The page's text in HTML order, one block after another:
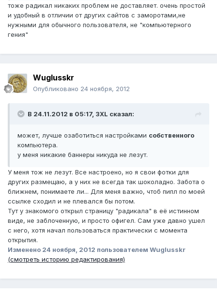
тоже радикал никаких проблем не доставляет. очень простой
и удобный в отличии от других сайтов с заморотами,не
нужными для обычного пользователя, не "компьютерного
гения"
Wuglusskr
Опубликовано 24 ноября, 2012
В 24.11.2012 в 05:17, 3XL сказал:
может, лучше озаботиться настройками собственного
компьютера.
у меня никакие баннеры никуда не лезут.
У меня тож не лезут. Все настроено, но я свои фотки для
других размещаю, а у них не всегда так шоколадно. Забота о
ближнем, понимаете ли... Для меня важно, чтоб пипл по моей
ссылке сходил и не плевался бы потом.
Тут у знакомого открыл страницу "радикала" в её истинном
виде, не заблоченную, и просто офигел. Сам уже давно ушел
с него, хотя начал пользоваться практически с момента
открытия.
Изменено 24 ноября, 2012 пользователем Wuglusskr
(смотреть историю редактирования)